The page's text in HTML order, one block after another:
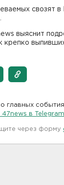
свозят
выяснит
крепко
главных
47news в Telegram
через форму